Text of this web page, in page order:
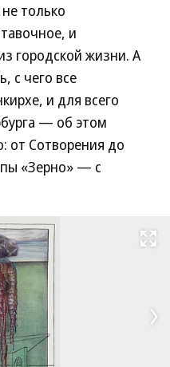
только
и
городской жизни. А
с чего все
и для всего
— об этом
от Сотворения до
«Зерно» — с
Развернуть